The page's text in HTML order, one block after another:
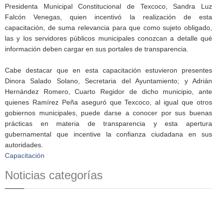
Presidenta Municipal Constitucional de Texcoco, Sandra Luz
Falcón Venegas, quien incentivó la realización de esta
capacitación, de suma relevancia para que como sujeto obligado,
las y los servidores públicos municipales conozcan a detalle qué
información deben cargar en sus portales de transparencia.
Cabe destacar que en esta capacitación estuvieron presentes
Dinora Salado Solano, Secretaria del Ayuntamiento; y Adrián
Hernández Romero, Cuarto Regidor de dicho municipio, ante
quienes Ramírez Peña aseguró que Texcoco, al igual que otros
gobiernos municipales, puede darse a conocer por sus buenas
prácticas en materia de transparencia y esta apertura
gubernamental que incentive la confianza ciudadana en sus
autoridades.
Capacitación
Noticias categorías